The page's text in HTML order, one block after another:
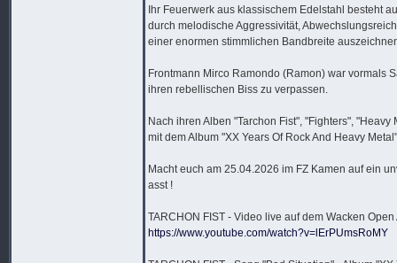
Ihr Feuerwerk aus klassischem Edelstahl besteht
durch melodische Aggressivität,
einer enormen stimmlichen Bandbreite
Frontmann Mirco Ramondo (Ramon) war vormals
ihren rebellischen Biss zu verpassen.
Nach ihren Alben "Tarchon Fist", "Fighters",
mit dem Album "XX Years Of Rock And Heavy
Macht euch am 25.04.2026 im FZ Kamen auf ein
asst !
TARCHON FIST - Video live auf dem Wacken
https://www.youtube.com/watch?v=lErPUmsRoMY